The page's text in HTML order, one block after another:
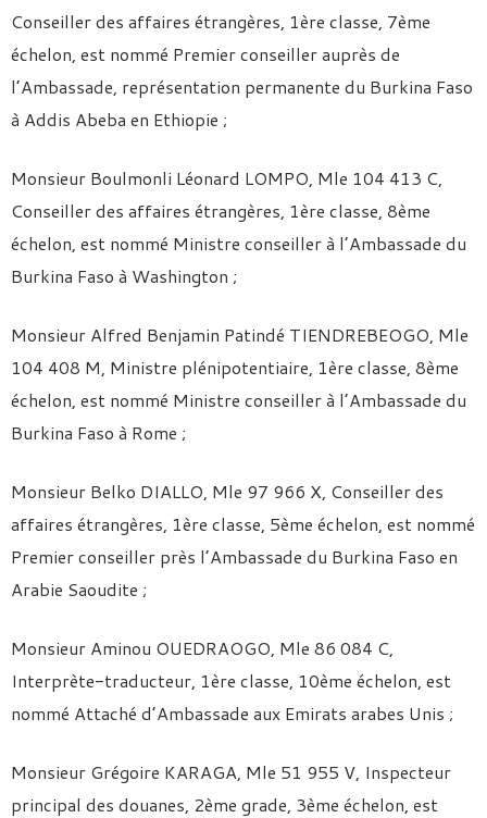
Conseiller des affaires étrangères, 1ère classe, 7ème
échelon, est nommé Premier conseiller auprès de
l’Ambassade, représentation permanente du Burkina Faso
à Addis Abeba en Ethiopie ;
Monsieur Boulmonli Léonard LOMPO, Mle 104 413 C,
Conseiller des affaires étrangères, 1ère classe, 8ème
échelon, est nommé Ministre conseiller à l’Ambassade du
Burkina Faso à Washington ;
Monsieur Alfred Benjamin Patindé TIENDREBEOGO, Mle
104 408 M, Ministre plénipotentiaire, 1ère classe, 8ème
échelon, est nommé Ministre conseiller à l’Ambassade du
Burkina Faso à Rome ;
Monsieur Belko DIALLO, Mle 97 966 X, Conseiller des
affaires étrangères, 1ère classe, 5ème échelon, est nommé
Premier conseiller près l’Ambassade du Burkina Faso en
Arabie Saoudite ;
Monsieur Aminou OUEDRAOGO, Mle 86 084 C,
Interprète-traducteur, 1ère classe, 10ème échelon, est
nommé Attaché d’Ambassade aux Emirats arabes Unis ;
Monsieur Grégoire KARAGA, Mle 51 955 V, Inspecteur
principal des douanes, 2ème grade, 3ème échelon, est